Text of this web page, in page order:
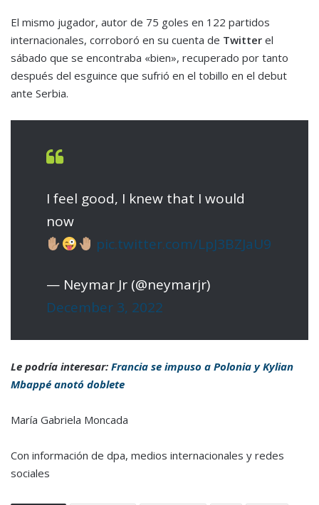
El mismo jugador, autor de 75 goles en 122 partidos
internacionales, corroboró en su cuenta de Twitter el
sábado que se encontraba «bien», recuperado por tanto
después del esguince que sufrió en el tobillo en el debut
ante Serbia.
I feel good, I knew that I would
now
pic.twitter.com/LpJ3BZJaU9
— Neymar Jr (@neymarjr)
December 3, 2022
Le podría interesar: Francia se impuso a Polonia y Kylian
Mbappé anotó doblete
María Gabriela Moncada
Con información de dpa, medios internacionales y redes
sociales